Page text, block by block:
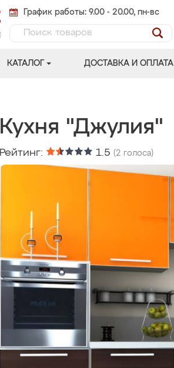
График работы: 9.00 - 20.00, пн-вс
КАТАЛОГ ДОСТАВКА И ОПЛАТА
Кухня "Джулия"
Рейтинг: 1.5 (2 голоса)